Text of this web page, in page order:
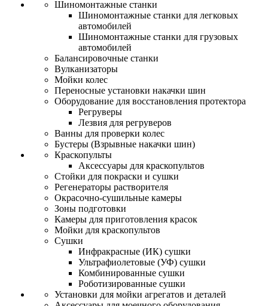
Шиномонтажные станки
Шиномонтажные станки для легковых
автомобилей
Шиномонтажные станки для грузовых
автомобилей
Балансировочные станки
Вулканизаторы
Мойки колес
Переносные установки накачки шин
Оборудование для восстановления протектора
Регруверы
Лезвия для регруверов
Ванны для проверки колес
Бустеры (Взрывные накачки шин)
Краскопульты
Аксессуары для краскопультов
Стойки для покраски и сушки
Регенераторы растворителя
Окрасочно-сушильные камеры
Зоны подготовки
Камеры для приготовления красок
Мойки для краскопультов
Сушки
Инфракрасные (ИК) сушки
Ультрафиолетовые (УФ) сушки
Комбинированные сушки
Роботизированные сушки
Установки для мойки агрегатов и деталей